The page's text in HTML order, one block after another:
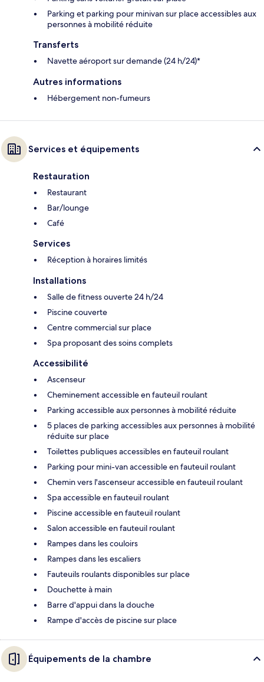
Parking et parking pour minivan sur place accessibles aux
personnes à mobilité réduite
Transferts
Navette aéroport sur demande (24 h/24)*
Autres informations
Hébergement non-fumeurs
Services et équipements
Restauration
Restaurant
Bar/lounge
Café
Services
Réception à horaires limités
Installations
Salle de fitness ouverte 24 h/24
Piscine couverte
Centre commercial sur place
Spa proposant des soins complets
Accessibilité
Ascenseur
Cheminement accessible en fauteuil roulant
Parking accessible aux personnes à mobilité réduite
5 places de parking accessibles aux personnes à mobilité
réduite sur place
Toilettes publiques accessibles en fauteuil roulant
Parking pour mini-van accessible en fauteuil roulant
Chemin vers l'ascenseur accessible en fauteuil roulant
Spa accessible en fauteuil roulant
Piscine accessible en fauteuil roulant
Salon accessible en fauteuil roulant
Rampes dans les couloirs
Rampes dans les escaliers
Fauteuils roulants disponibles sur place
Douchette à main
Barre d'appui dans la douche
Rampe d'accès de piscine sur place
Équipements de la chambre